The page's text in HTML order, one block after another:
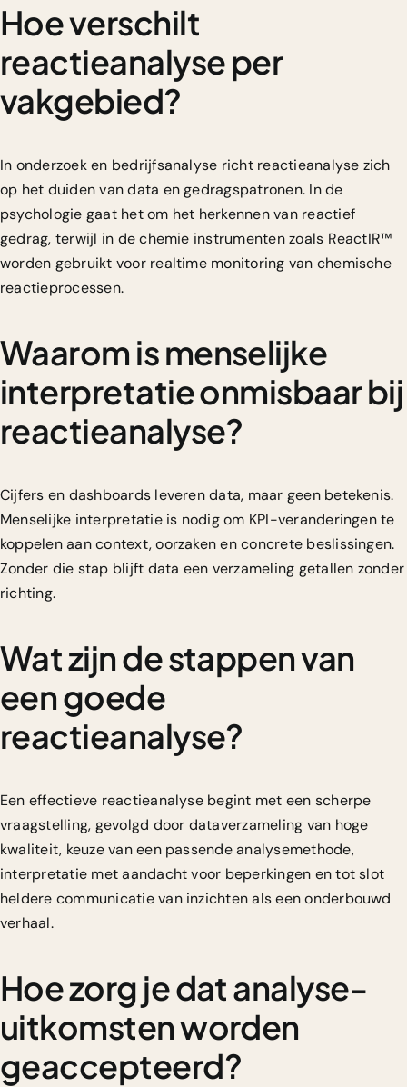
Hoe verschilt
reactieanalyse per
vakgebied?
In onderzoek en bedrijfsanalyse richt reactieanalyse zich
op het duiden van data en gedragspatronen. In de
psychologie gaat het om het herkennen van reactief
gedrag, terwijl in de chemie instrumenten zoals ReactIR™
worden gebruikt voor realtime monitoring van chemische
reactieprocessen.
Waarom is menselijke
interpretatie onmisbaar bij
reactieanalyse?
Cijfers en dashboards leveren data, maar geen betekenis.
Menselijke interpretatie is nodig om KPI-veranderingen te
koppelen aan context, oorzaken en concrete beslissingen.
Zonder die stap blijft data een verzameling getallen zonder
richting.
Wat zijn de stappen van
een goede
reactieanalyse?
Een effectieve reactieanalyse begint met een scherpe
vraagstelling, gevolgd door dataverzameling van hoge
kwaliteit, keuze van een passende analysemethode,
interpretatie met aandacht voor beperkingen en tot slot
heldere communicatie van inzichten als een onderbouwd
verhaal.
Hoe zorg je dat analyse-
uitkomsten worden
geaccepteerd?